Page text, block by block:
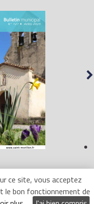
ce site, vous acceptez
le bon fonctionnement de
parLR Marketing